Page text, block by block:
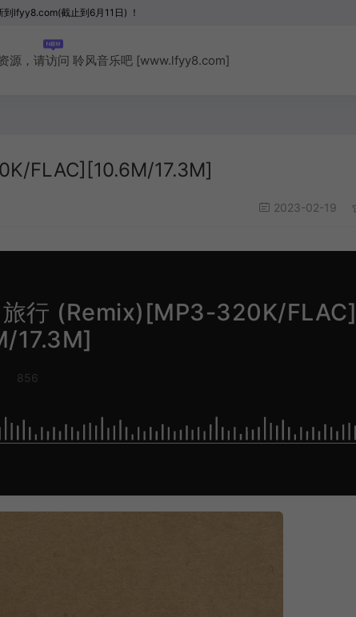
lfyy8.com(截止到6月11日) ！
源，请访问 聆风音乐吧 [www.lfyy8.com]
FLAC][10.6M/17.3M]
2023-02-19
行 (Remix)[MP3-320K/FLAC]
17.3M]
856